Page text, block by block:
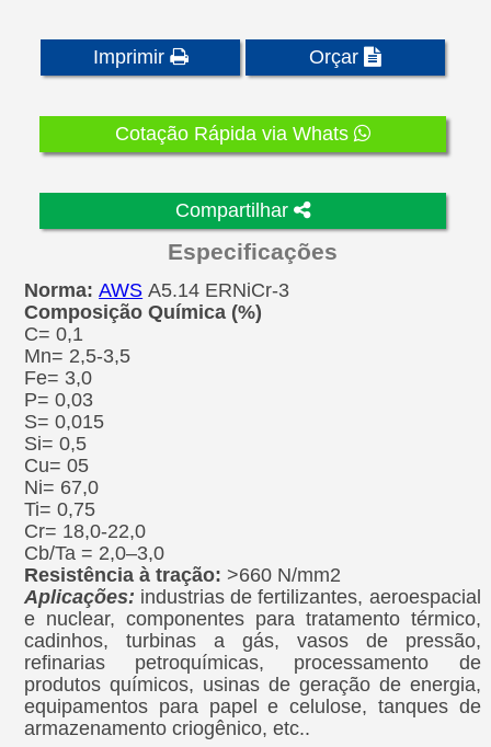
Imprimir Orçar
Cotação Rápida via Whats
Compartilhar
Especificações
Norma: AWS A5.14 ERNiCr-3
Composição Química (%)
C= 0,1
Mn= 2,5-3,5
Fe= 3,0
P= 0,03
S= 0,015
Si= 0,5
Cu= 05
Ni= 67,0
Ti= 0,75
Cr= 18,0-22,0
Cb/Ta = 2,0–3,0
Resistência à tração: >660 N/mm2
Aplicações: industrias de fertilizantes, aeroespacial
e nuclear, componentes para tratamento térmico,
cadinhos, turbinas a gás, vasos de pressão,
refinarias petroquímicas, processamento de
produtos químicos, usinas de geração de energia,
equipamentos para papel e celulose, tanques de
armazenamento criogênico, etc..